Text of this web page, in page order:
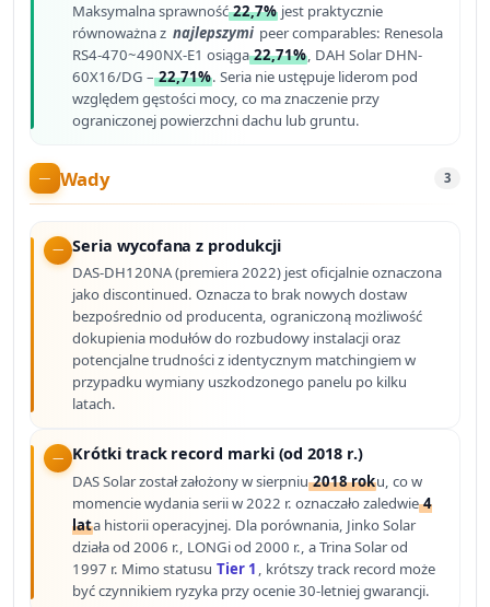
Maksymalna sprawność22,7% jest praktycznie
równoważna z najlepszymi peer comparables: Renesola
RS4-470~490NX-E1 osiąga22,71%, DAH Solar DHN-
60X16/DG –22,71%. Seria nie ustępuje liderom pod
względem gęstości mocy, co ma znaczenie przy
ograniczonej powierzchni dachu lub gruntu.
Wady 3
Seria wycofana z produkcji
DAS-DH120NA (premiera 2022) jest oficjalnie oznaczona
jako discontinued. Oznacza to brak nowych dostaw
bezpośrednio od producenta, ograniczoną możliwość
dokupienia modułów do rozbudowy instalacji oraz
potencjalne trudności z identycznym matchingiem w
przypadku wymiany uszkodzonego panelu po kilku
latach.
Krótki track record marki (od 2018 r.)
DAS Solar został założony w sierpniu2018 roku, co w
momencie wydania serii w 2022 r. oznaczało zaledwie4
lata historii operacyjnej. Dla porównania, Jinko Solar
działa od 2006 r., LONGi od 2000 r., a Trina Solar od
1997 r. Mimo statusu Tier 1 , krótszy track record może
być czynnikiem ryzyka przy ocenie 30-letniej gwarancji.